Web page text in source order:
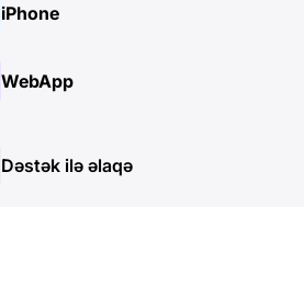
iPhone
🔑 Quraşdırma və Avtorizasiya
🍀Pulsuz funksiyalar
WebApp
Dəstək ilə əlaqə